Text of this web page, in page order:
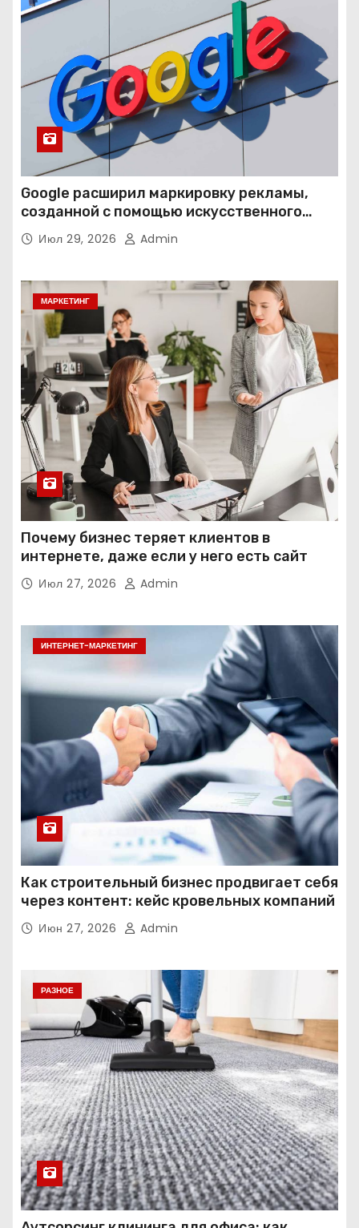
Google расширил маркировку рекламы,
созданной с помощью искусственного
интеллекта
Июл 29, 2026 Admin
МАРКЕТИНГ
Почему бизнес теряет клиентов в
интернете, даже если у него есть сайт
Июл 27, 2026 Admin
ИНТЕРНЕТ-МАРКЕТИНГ
Как строительный бизнес продвигает себя
через контент: кейс кровельных компаний
Июн 27, 2026 Admin
РАЗНОЕ